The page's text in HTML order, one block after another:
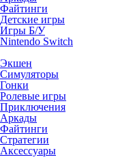
Файтинги
Детские игры
Игры Б/У
Nintendo Switch
Экшен
Симуляторы
Гонки
Ролевые игры
Приключения
Аркады
Файтинги
Стратегии
Аксессуары